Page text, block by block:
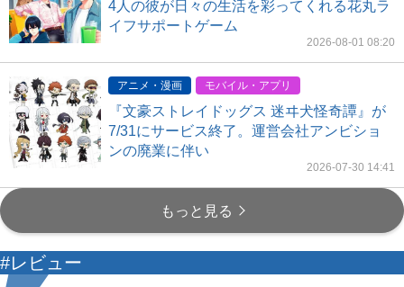
4人の彼が日々の生活を彩ってくれる花丸ラ
イフサポートゲーム
2026-08-01 08:20
アニメ・漫画 モバイル・アプリ
『文豪ストレイドッグス 迷ヰ犬怪奇譚』が
7/31にサービス終了。運営会社アンビショ
ンの廃業に伴い
2026-07-30 14:41
もっと見る
#レビュー